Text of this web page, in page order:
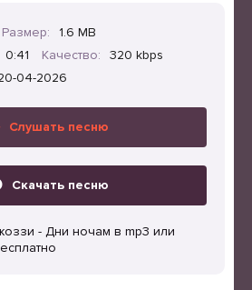
Размер:
1.6 MB
0:41 Качество:
320 kbps
04-2026
Слушать песню
Скачать песню
- Дни ночам в mp3 или